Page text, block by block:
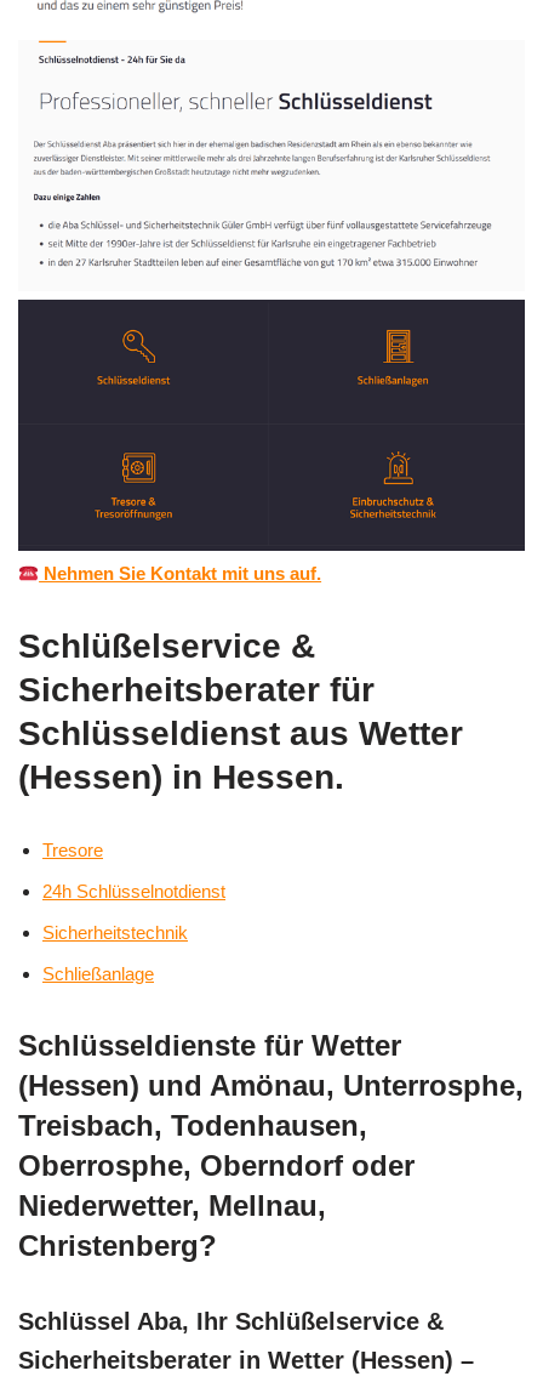
Nehmen Sie Kontakt mit uns auf.
Schlüßelservice &
Sicherheitsberater für
Schlüsseldienst aus Wetter
(Hessen) in Hessen.
Tresore
24h Schlüsselnotdienst
Sicherheitstechnik
Schließanlage
Schlüsseldienste für Wetter
(Hessen) und Amönau, Unterrosphe,
Treisbach, Todenhausen,
Oberrosphe, Oberndorf oder
Niederwetter, Mellnau,
Christenberg?
Schlüssel Aba, Ihr Schlüßelservice &
Sicherheitsberater in Wetter (Hessen) –